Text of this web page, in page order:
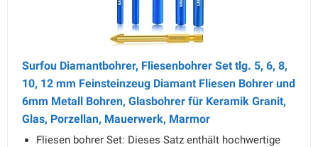
Surfou Diamantbohrer, Fliesenbohrer Set tlg. 5, 6, 8,
10, 12 mm Feinsteinzeug Diamant Fliesen Bohrer und
6mm Metall Bohren, Glasbohrer für Keramik Granit,
Glas, Porzellan, Mauerwerk, Marmor
Fliesen bohrer Set: Dieses Satz enthält hochwertige